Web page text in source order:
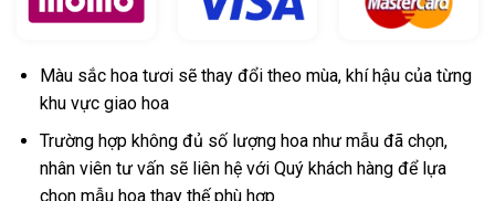
Màu sắc hoa tươi sẽ thay đổi theo mùa, khí hậu của từng
khu vực giao hoa
Trường hợp không đủ số lượng hoa như mẫu đã chọn,
nhân viên tư vấn sẽ liên hệ với Quý khách hàng để lựa
chọn mẫu hoa thay thế phù hợp